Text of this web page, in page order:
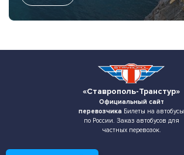
«Ставрополь-Транстур»
Официальный сайт
перевозчика Билеты на автобусы
по России. Заказ автобусов для
частных перевозок.